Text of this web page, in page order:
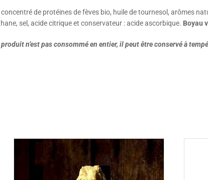
de protéines de fèves bio, huile de tournesol, arômes
sel, acide citrique et conservateur : acide ascorbique. Boyau
n’est pas consommé en entier, il peut être conservé à